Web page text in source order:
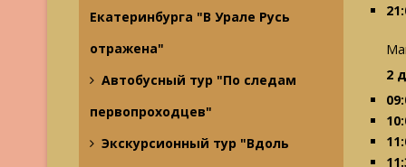
Екатеринбурга "В Урале Русь
отражена"
Автобусный тур "По следам
первопроходцев"
Экскурсионный тур "Вдоль
2